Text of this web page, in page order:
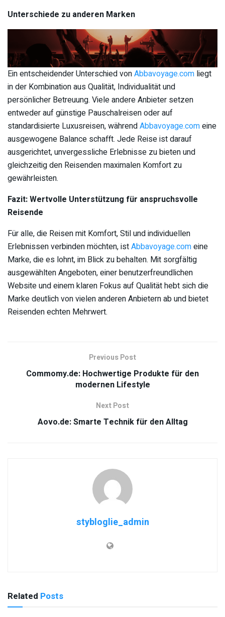
Unterschiede zu anderen Marken
Ein entscheidender Unterschied vonAbbavoyage.com liegt
in der Kombination aus Qualität, Individualität und
persönlicher Betreuung. Viele andere Anbieter setzen
entweder auf günstige Pauschalreisen oder auf
standardisierte Luxusreisen, währendAbbavoyage.comeine
ausgewogene Balance schafft. Jede Reise ist darauf
ausgerichtet, unvergessliche Erlebnisse zu bieten und
gleichzeitig den Reisenden maximalen Komfort zu
gewährleisten.
Fazit: Wertvolle Unterstützung für anspruchsvolle
Reisende
Für alle, die Reisen mit Komfort, Stil und individuellen
Erlebnissen verbinden möchten, istAbbavoyage.comeine
Marke, die es lohnt, im Blick zu behalten. Mit sorgfältig
ausgewählten Angeboten, einer benutzerfreundlichen
Website und einem klaren Fokus auf Qualität hebt sich die
Marke deutlich von vielen anderen Anbietern ab und bietet
Reisenden echten Mehrwert.
Previous Post
Commomy.de: Hochwertige Produkte für den
modernen Lifestyle
Next Post
Aovo.de: Smarte Technik für den Alltag
stybloglie_admin
Related Posts